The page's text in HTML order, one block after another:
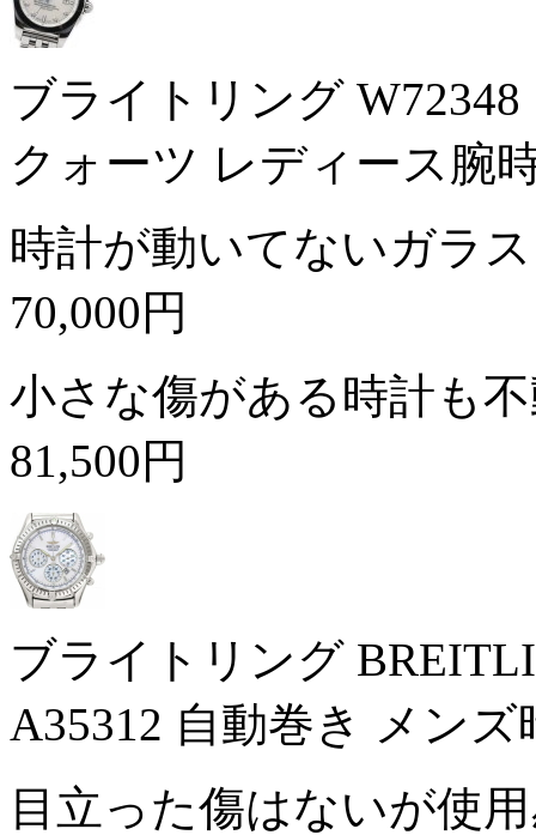
ブライトリング
クォーツ レディース腕
時計が動いてないガラ
70,000円
小さな傷がある時計も
81,500円
ブライトリング
A35312 自動巻き メンズ
目立った傷はないが使